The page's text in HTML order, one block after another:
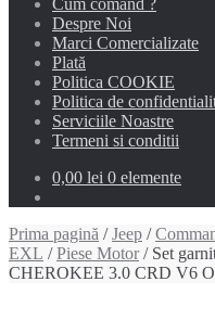
Cum comand ?
Despre Noi
Marci Comercializate
Plată
Politica COOKIE
Politica de
Serviciile Noastre
Termeni si conditii
0,00 lei 0 elemente
Prima pagină /Jeep /
EXL /Piese Motor/ Set
CHEROKEE 3.0 CRD V6